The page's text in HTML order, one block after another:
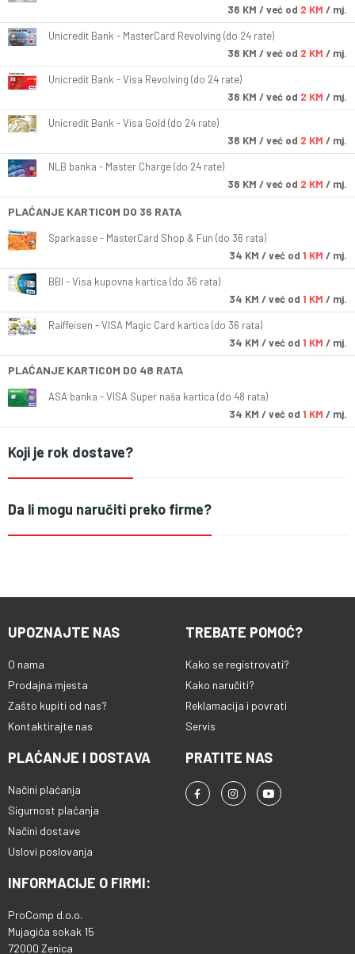
38 KM / već od 2 KM / mj.
Unicredit Bank - MasterCard Revolving (do 24 rate)
38 KM / već od 2 KM / mj.
Unicredit Bank - Visa Revolving (do 24 rate)
38 KM / već od 2 KM / mj.
Unicredit Bank - Visa Gold (do 24 rate)
38 KM / već od 2 KM / mj.
NLB banka - Master Charge (do 24 rate)
38 KM / već od 2 KM / mj.
PLAĆANJE KARTICOM DO 36 RATA
Sparkasse - MasterCard Shop & Fun (do 36 rata)
34 KM / već od 1 KM / mj.
BBI - Visa kupovna kartica (do 36 rata)
34 KM / već od 1 KM / mj.
Raiffeisen - VISA Magic Card kartica (do 36 rata)
34 KM / već od 1 KM / mj.
PLAĆANJE KARTICOM DO 48 RATA
ASA banka - VISA Super naša kartica (do 48 rata)
34 KM / već od 1 KM / mj.
Koji je rok dostave?
Da li mogu naručiti preko firme?
UPOZNAJTE NAS
O nama
Prodajna mjesta
Zašto kupiti od nas?
Kontaktirajte nas
TREBATE POMOĆ?
Kako se registrovati?
Kako naručiti?
Reklamacija i povrati
Servis
PLAĆANJE I DOSTAVA
Načini plaćanja
Sigurnost plaćanja
Načini dostave
Uslovi poslovanja
PRATITE NAS
INFORMACIJE O FIRMI:
ProComp d.o.o.
Mujagića sokak 15
72000 Zenica